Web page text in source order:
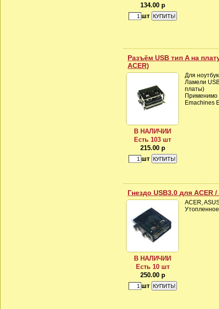
134.00 р
шт
Разъём USB тип A на
ACER)
В НАЛИЧИИ
Есть 103 шт
215.00 р
шт
Для
Ламели
платы)
Применимо
Emachines
Гнездо USB3.0 для ACER
В НАЛИЧИИ
Есть 10 шт
250.00 р
шт
ACER,
Утопленное